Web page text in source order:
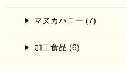
マヌカハニー (7)
加工食品 (6)